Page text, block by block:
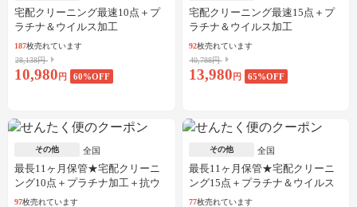
宅配クリーニング最速10点＋プ
ラチナ＆ウイルス加工
187枚売れています
28,138円
10,980 円 60%OFF
宅配クリーニング最速15点＋プ
ラチナ＆ウイルス加工
92枚売れています
40,788円
13,980 円 65%OFF
その他 全国
最長11ヶ月保管★宅配クリーニ
ング10点＋プラチナ加工＋抗ウ
イルス加工
97枚売れています
その他 全国
最長11ヶ月保管★宅配クリーニ
ング15点＋プラチナ＆ウイルス
加工
77枚売れています